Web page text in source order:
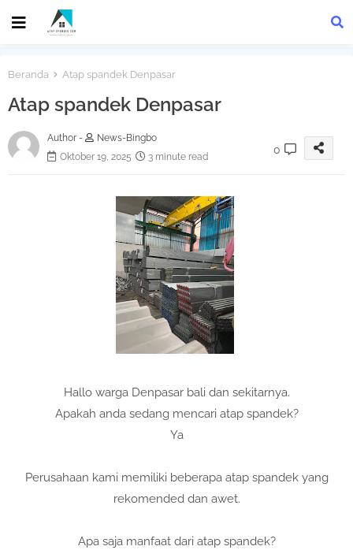
Beranda Atap spandek Denpasar
Atap spandek Denpasar
Author -
News-Bingbo
Oktober 19, 2025
3 minute read
0
Hallo warga Denpasar bali dan sekitarnya.
Apakah anda sedang mencari atap spandek?
Ya
Perusahaan kami memiliki beberapa atap spandek yang
rekomended dan awet.
Apa saja manfaat dari atap spandek?